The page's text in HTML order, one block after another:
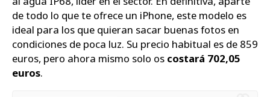
de todo lo que te ofrece un iPhone, este modelo es
ideal para los que quieran sacar buenas fotos en
condiciones de poca luz. Su precio habitual es de 859
euros, pero ahora mismo solo os costará 702,05
euros.